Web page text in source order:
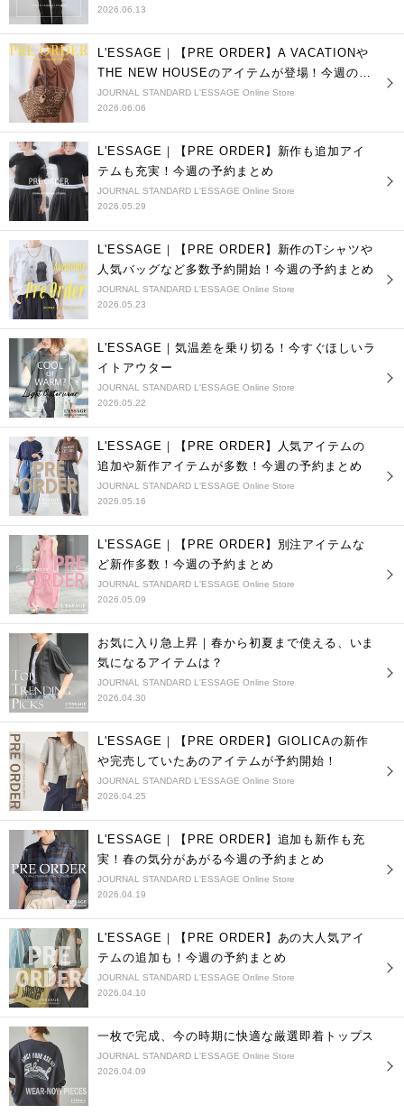
2026.06.13
L'ESSAGE｜【PRE ORDER】A VACATIONや
THE NEW HOUSEのアイテムが登場！今週の予
約まとめ
JOURNAL STANDARD L'ESSAGE Online Store
2026.06.06
L'ESSAGE｜【PRE ORDER】新作も追加アイ
テムも充実！今週の予約まとめ
JOURNAL STANDARD L'ESSAGE Online Store
2026.05.29
L'ESSAGE｜【PRE ORDER】新作のTシャツや
人気バッグなど多数予約開始！今週の予約まとめ
JOURNAL STANDARD L'ESSAGE Online Store
2026.05.23
L'ESSAGE｜気温差を乗り切る！今すぐほしいラ
イトアウター
JOURNAL STANDARD L'ESSAGE Online Store
2026.05.22
L'ESSAGE｜【PRE ORDER】人気アイテムの
追加や新作アイテムが多数！今週の予約まとめ
JOURNAL STANDARD L'ESSAGE Online Store
2026.05.16
L'ESSAGE｜【PRE ORDER】別注アイテムな
ど新作多数！今週の予約まとめ
JOURNAL STANDARD L'ESSAGE Online Store
2026.05.09
お気に入り急上昇｜春から初夏まで使える、いま
気になるアイテムは？
JOURNAL STANDARD L'ESSAGE Online Store
2026.04.30
L'ESSAGE｜【PRE ORDER】GIOLICAの新作
や完売していたあのアイテムが予約開始！
JOURNAL STANDARD L'ESSAGE Online Store
2026.04.25
L'ESSAGE｜【PRE ORDER】追加も新作も充
実！春の気分があがる今週の予約まとめ
JOURNAL STANDARD L'ESSAGE Online Store
2026.04.19
L'ESSAGE｜【PRE ORDER】あの大人気アイ
テムの追加も！今週の予約まとめ
JOURNAL STANDARD L'ESSAGE Online Store
2026.04.10
一枚で完成、今の時期に快適な厳選即着トップス
JOURNAL STANDARD L'ESSAGE Online Store
2026.04.09